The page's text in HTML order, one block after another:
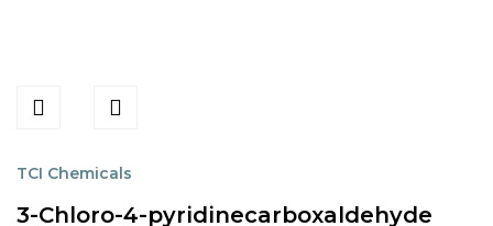
TCI Chemicals
3-Chloro-4-pyridinecarboxaldehyde